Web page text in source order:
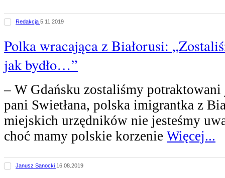
Redakcja 5.11.2019
Polka wracająca z Białorusi:
jak bydło…”
– W Gdańsku zostaliśmy
pani Swietłana, polska imigrantka z
miejskich urzędników nie jesteśmy
choć mamy polskie korzenie Więcej...
Janusz Sanocki 16.08.2019